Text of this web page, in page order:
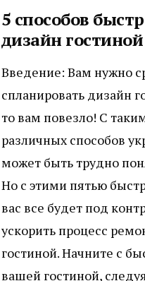
5 способов
дизайн гостиной
Введение: Вам нужно
спланировать дизайн
то вам повезло! С
различных способов
может быть трудно
Но с этими пятью
вас все будет под
ускорить процесс
гостиной. Начните с
вашей гостиной,